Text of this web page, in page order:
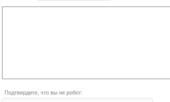
Подтвердите, что вы не робот: